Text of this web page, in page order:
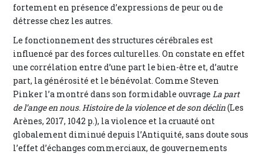
fortement en présence d’expressions de peur ou de
détresse chez les autres.
Le fonctionnement des structures cérébrales est
influencé par des forces culturelles. On constate en effet
une corrélation entre d’une part le bien-être et, d’autre
part, la générosité et le bénévolat. Comme Steven
Pinker l’a montré dans son formidable ouvrage La part
de l’ange en nous. Histoire de la violence et de son déclin(Les
Arènes, 2017, 1042 p.), la violence et la cruauté ont
globalement diminué depuis l’Antiquité, sans doute sous
l’effet d’échanges commerciaux, de gouvernements